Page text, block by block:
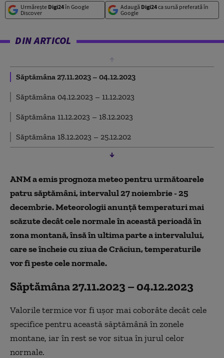
Urmărește Digi24în Google
Discover
Adaugă Digi24ca sursă preferată în
Google
DIN ARTICOL
Săptămâna 27.11.2023 – 04.12.2023
Săptămâna 04.12.2023 – 11.12.2023
Săptămâna 11.12.2023 – 18.12.2023
Săptămâna 18.12.2023 – 25.12.202
ANM a emis prognoza meteo pentru următoarele
patru săptămâni, intervalul 27 noiembrie - 25
decembrie. Meteorologii anunță temperaturi mai
scăzute decât cele normale în această perioadă în
zona montană, însă în ultima parte a intervalului,
care se încheie cu ziua de Crăciun, temperaturile
vor fi peste cele normale.
Săptămâna 27.11.2023 – 04.12.2023
Valorile termice vor fi uşor mai coborâte decât cele
specifice pentru această săptămână în zonele
montane, iar în rest se vor situa în jurul celor
normale.